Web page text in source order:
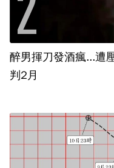
醉男揮刀發酒瘋...遭
判2月